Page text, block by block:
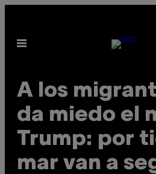
contenido
Abrir
A los
da miedo el
Trump: por
mar van a